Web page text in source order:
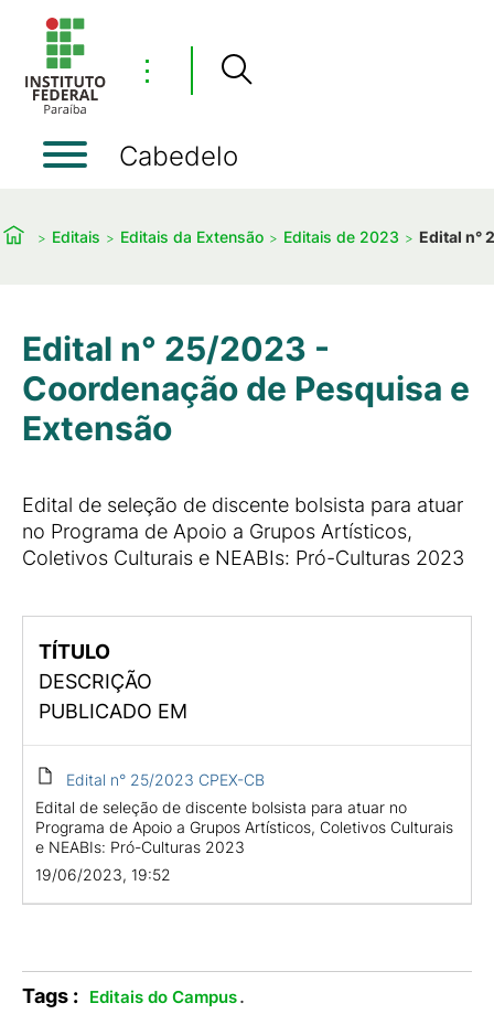
⋮
Cabedelo
Editais Editais da Extensão Editais de 2023 Edital n°
Edital n° 25/2023 -
Coordenação de Pesquisa e
Extensão
Edital de seleção de discente bolsista para atuar
no Programa de Apoio a Grupos Artísticos,
Coletivos Culturais e NEABIs: Pró-Culturas 2023
TÍTULO
DESCRIÇÃO
PUBLICADO EM
Edital n° 25/2023 CPEX-CB
Edital de seleção de discente bolsista para atuar no
Programa de Apoio a Grupos Artísticos, Coletivos Culturais
e NEABIs: Pró-Culturas 2023
19/06/2023, 19:52
Tags : Editais do Campus.